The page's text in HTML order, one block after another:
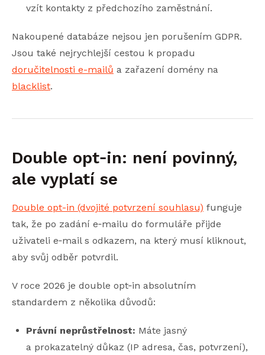
vzít kontakty z předchozího zaměstnání.
Nakoupené databáze nejsou jen porušením GDPR.
Jsou také nejrychlejší cestou k propadu
doručitelnosti e-mailů a zařazení domény na
blacklist.
Double opt‑in: není povinný,
ale vyplatí se
Double opt-in (dvojité potvrzení souhlasu) funguje
tak, že po zadání e‑mailu do formuláře přijde
uživateli e‑mail s odkazem, na který musí kliknout,
aby svůj odběr potvrdil.
V roce 2026 je double opt‑in absolutním
standardem z několika důvodů:
Právní neprůstřelnost: Máte jasný
a prokazatelný důkaz (IP adresa, čas, potvrzení),